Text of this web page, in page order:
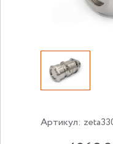
Артикул: